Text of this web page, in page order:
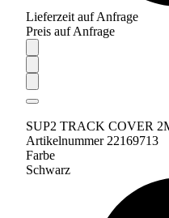
Lieferzeit auf Anfrage
Preis auf Anfrage
SUP2 TRACK COVER
Artikelnummer 22169713
Farbe
Schwarz